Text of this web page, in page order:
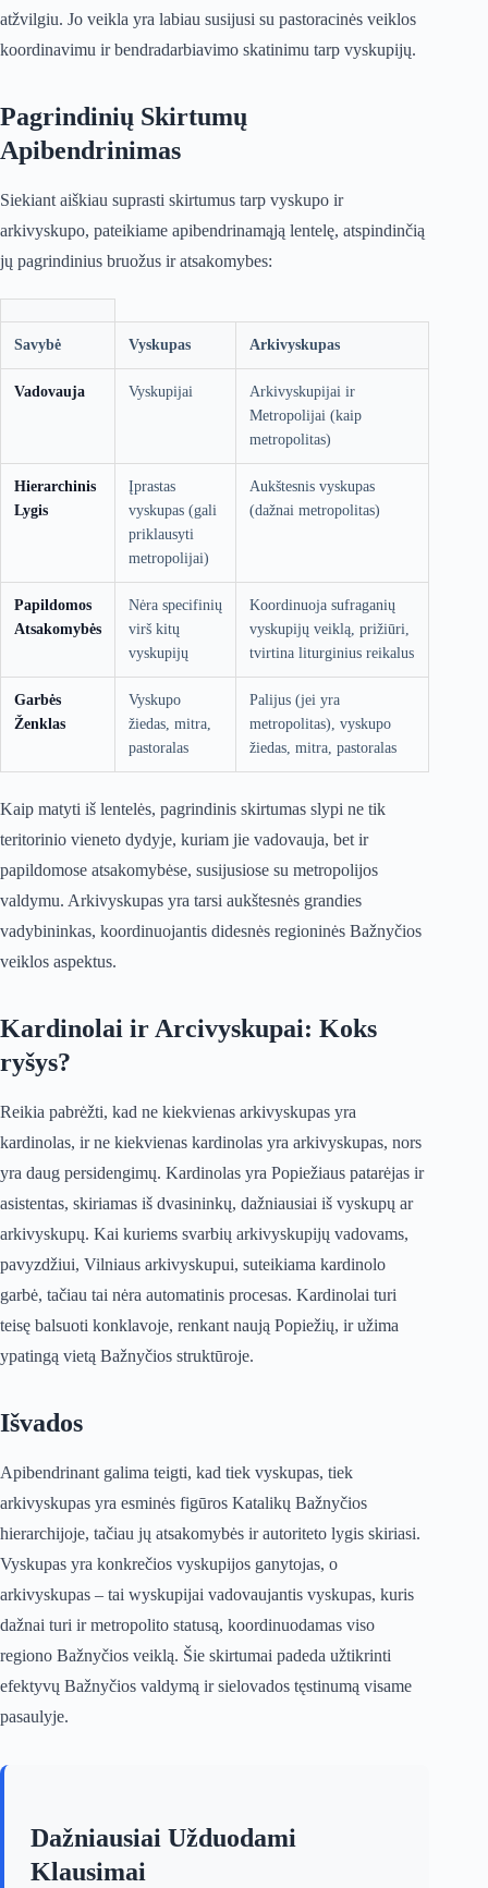
atžvilgiu. Jo veikla yra labiau susijusi su pastoracinės veiklos
koordinavimu ir bendradarbiavimo skatinimu tarp vyskupijų.
Pagrindinių Skirtumų
Apibendrinimas
Siekiant aiškiau suprasti skirtumus tarp vyskupo ir
arkivyskupo, pateikiame apibendrinamąją lentelę, atspindinčią
jų pagrindinius bruožus ir atsakomybes:
Savybė Vyskupas Arkivyskupas
Vadovauja Vyskupijai
Arkivyskupijai ir
Metropolijai (kaip
metropolitas)
Hierarchinis
Lygis
Įprastas
vyskupas (gali
priklausyti
metropolijai)
Aukštesnis vyskupas
(dažnai metropolitas)
Papildomos
Atsakomybės
Nėra specifinių
virš kitų
vyskupijų
Koordinuoja sufraganių
vyskupijų veiklą, prižiūri,
tvirtina liturginius reikalus
Garbės
Ženklas
Vyskupo
žiedas, mitra,
pastoralas
Palijus (jei yra
metropolitas), vyskupo
žiedas, mitra, pastoralas
Kaip matyti iš lentelės, pagrindinis skirtumas slypi ne tik
teritorinio vieneto dydyje, kuriam jie vadovauja, bet ir
papildomose atsakomybėse, susijusiose su metropolijos
valdymu. Arkivyskupas yra tarsi aukštesnės grandies
vadybininkas, koordinuojantis didesnės regioninės Bažnyčios
veiklos aspektus.
Kardinolai ir Arcivyskupai: Koks
ryšys?
Reikia pabrėžti, kad ne kiekvienas arkivyskupas yra
kardinolas, ir ne kiekvienas kardinolas yra arkivyskupas, nors
yra daug persidengimų. Kardinolas yra Popiežiaus patarėjas ir
asistentas, skiriamas iš dvasininkų, dažniausiai iš vyskupų ar
arkivyskupų. Kai kuriems svarbių arkivyskupijų vadovams,
pavyzdžiui, Vilniaus arkivyskupui, suteikiama kardinolo
garbė, tačiau tai nėra automatinis procesas. Kardinolai turi
teisę balsuoti konklavoje, renkant naują Popiežių, ir užima
ypatingą vietą Bažnyčios struktūroje.
Išvados
Apibendrinant galima teigti, kad tiek vyskupas, tiek
arkivyskupas yra esminės figūros Katalikų Bažnyčios
hierarchijoje, tačiau jų atsakomybės ir autoriteto lygis skiriasi.
Vyskupas yra konkrečios vyskupijos ganytojas, o
arkivyskupas – tai wyskupijai vadovaujantis vyskupas, kuris
dažnai turi ir metropolito statusą, koordinuodamas viso
regiono Bažnyčios veiklą. Šie skirtumai padeda užtikrinti
efektyvų Bažnyčios valdymą ir sielovados tęstinumą visame
pasaulyje.
Dažniausiai Užduodami
Klausimai